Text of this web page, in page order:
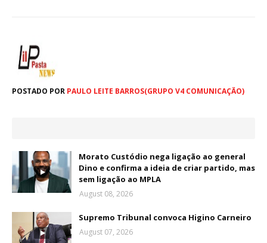
POSTADO POR PAULO LEITE BARROS(GRUPO V4 COMUNICAÇÃO)
Morato Custódio nega ligação ao general
Dino e confirma a ideia de criar partido, mas
sem ligação ao MPLA
August 08, 2026
Supremo Tribunal convoca Higino Carneiro
August 07, 2026